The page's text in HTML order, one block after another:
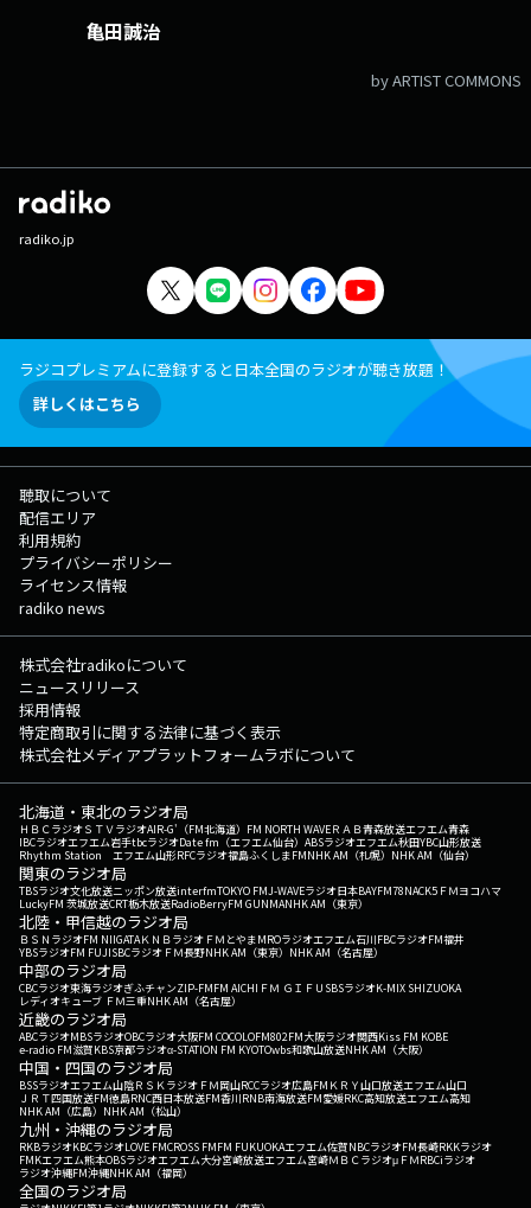
亀田誠治
by ARTIST COMMONS
radiko.jp
ラジコプレミアムに登録すると日本全国のラジオが聴き放題！
詳しくはこちら
聴取について
配信エリア
利用規約
プライバシーポリシー
ライセンス情報
radiko news
株式会社radikoについて
ニュースリリース
採用情報
特定商取引に関する法律に基づく表示
株式会社メディアプラットフォームラボについて
北海道・東北のラジオ局
ＨＢＣラジオＳＴＶラジオAIR-G'（FM北海道） FM NORTH WAVEＲＡＢ青森放送エフエム青森
IBCラジオエフエム岩手tbcラジオDate fm（エフエム仙台） ABSラジオエフエム秋田YBC山形放送
Rhythm Station エフエム山形RFCラジオ福島ふくしまFMNHK AM（札幌） NHK AM（仙台）
関東のラジオ局
TBSラジオ文化放送ニッポン放送interfmTOKYO FMJ-WAVEラジオ日本BAYFM78NACK5 ＦＭヨコハマ
LuckyFM 茨城放送CRT栃木放送RadioBerryFM GUNMANHK AM（東京）
北陸・甲信越のラジオ局
ＢＳＮラジオFM NIIGATAＫＮＢラジオ ＦＭとやまMROラジオエフエム石川FBCラジオFM福井
YBSラジオFM FUJISBCラジオ ＦＭ長野NHK AM（東京） NHK AM（名古屋）
中部のラジオ局
CBCラジオ東海ラジオぎふチャンZIP-FMFM AICHI ＦＭ ＧＩＦＵ SBSラジオK-MIX SHIZUOKA
レディオキューブ ＦＭ三重NHK AM（名古屋）
近畿のラジオ局
ABCラジオMBSラジオOBCラジオ大阪FM COCOLOFM802FM大阪ラジオ関西Kiss FM KOBE
e-radio FM滋賀KBS京都ラジオα-STATION FM KYOTOwbs和歌山放送NHK AM（大阪）
中国・四国のラジオ局
BSSラジオエフエム山陰ＲＳＫラジオ ＦＭ岡山RCCラジオ広島FM ＫＲＹ山口放送エフエム山口
ＪＲＴ四国放送FM徳島RNC西日本放送FM香川RNB南海放送FM愛媛RKC高知放送エフエム高知
NHK AM（広島） NHK AM（松山）
九州・沖縄のラジオ局
RKBラジオKBCラジオLOVE FMCROSS FMFM FUKUOKAエフエム佐賀NBCラジオFM長崎RKKラジオ
FMKエフエム熊本OBSラジオエフエム大分宮崎放送エフエム宮崎ＭＢＣラジオμＦＭRBCiラジオ
ラジオ沖縄FM沖縄NHK AM（福岡）
全国のラジオ局